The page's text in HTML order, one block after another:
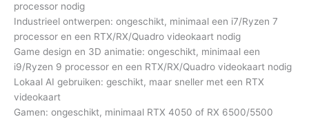
processor nodig
Industrieel ontwerpen: ongeschikt, minimaal een i7/Ryzen 7
processor en een RTX/RX/Quadro videokaart nodig
Game design en 3D animatie: ongeschikt, minimaal een
i9/Ryzen 9 processor en een RTX/RX/Quadro videokaart nodig
Lokaal AI gebruiken: geschikt, maar sneller met een RTX
videokaart
Gamen: ongeschikt, minimaal RTX 4050 of RX 6500/5500